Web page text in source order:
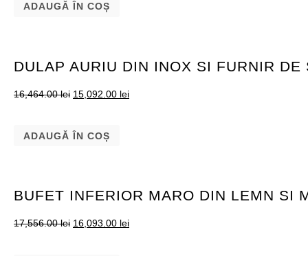
ADAUGĂ ÎN COȘ
DULAP AURIU DIN INOX SI FURNIR
16,464.00lei 15,092.00 lei
ADAUGĂ ÎN COȘ
BUFET INFERIOR MARO DIN LEMN SI
17,556.00lei 16,093.00 lei